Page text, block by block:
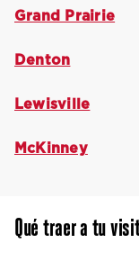
Grand Prairie
Denton
Lewisville
McKinney
Qué traer a tu